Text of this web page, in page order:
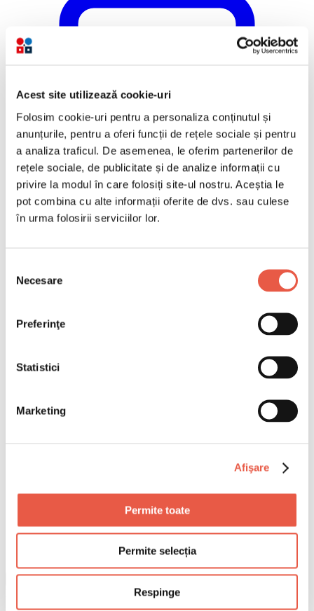
Acest site utilizează cookie-uri
Folosim cookie-uri pentru a personaliza conținutul și
anunțurile, pentru a oferi funcții de rețele sociale și pentru
a analiza traficul. De asemenea, le oferim partenerilor de
rețele sociale, de publicitate și de analize informații cu
privire la modul în care folosiți site-ul nostru. Aceștia le
pot combina cu alte informații oferite de dvs. sau culese
în urma folosirii serviciilor lor.
consimțământului
Necesare
Preferinţe
Statistici
Marketing
Afişare
Permite toate
Permite selecția
Respinge